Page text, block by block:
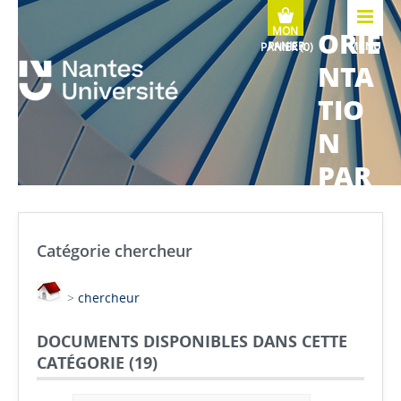
MENU
ORIE
NTA
TIO
N
PAR
COU
Catégorie chercheur
> chercheur
DOCUMENTS DISPONIBLES DANS CETTE
CATÉGORIE (19)